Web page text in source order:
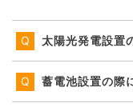
太陽光発電設置
蓄電池設置の際